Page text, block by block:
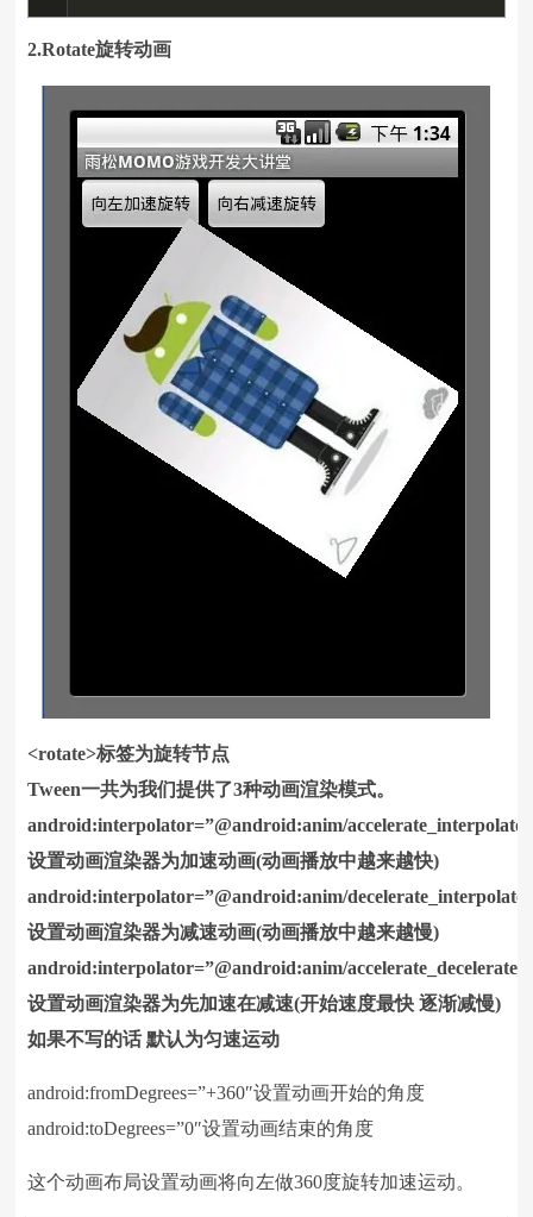
2.Rotate旋转动画
<rotate>标签为旋转节点
Tween一共为我们提供了3种动画渲染模式。
android:interpolator=”@android:anim/
设置动画渲染器为加速动画(动画播放中越来越快)
android:interpolator=”@android:anim/
设置动画渲染器为减速动画(动画播放中越来越慢)
android:interpolator=”@android:anim/
设置动画渲染器为先加速在减速(开始速度最快 逐渐减慢)
如果不写的话 默认为匀速运动
android:fromDegrees=”+360″设置动画开始的角度
android:toDegrees=”0″设置动画结束的角度
这个动画布局设置动画将向左做360度旋转加速运动。